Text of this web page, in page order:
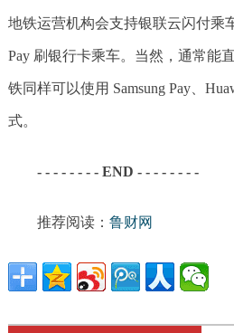
地铁运营机构会支持银联云闪付乘
Pay 刷银行卡乘车。当然，通常能
铁同样可以使用 Samsung Pay、
式。
- - - - - - - - END - - - - - - - -
推荐阅读： 鲁财网